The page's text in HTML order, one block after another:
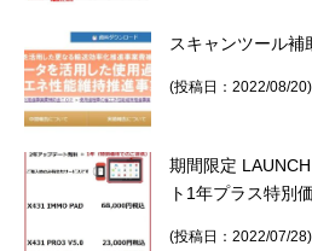
スキャンツール
(投稿日：2022/08/20)
期間限定
ト1年プラス特別
(投稿日：2022/07/28)